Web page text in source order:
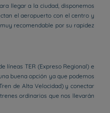
llegar a la ciudad, disponemos
el aeropuerto con el centro y
recomendable por su rapidez
líneas TER (Expreso Regional) e
buena opción ya que podemos
de Alta Velocidad) y conectar
ordinarios que nos llevarán